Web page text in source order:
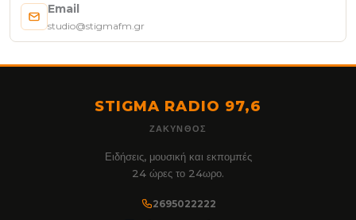
Email
studio@stigmafm.gr
STIGMA RADIO 97,6
ΖΆΚΥΝΘΟΣ
Ειδήσεις, μουσική και εκπομπές
24 ώρες το 24ωρο.
2695022222